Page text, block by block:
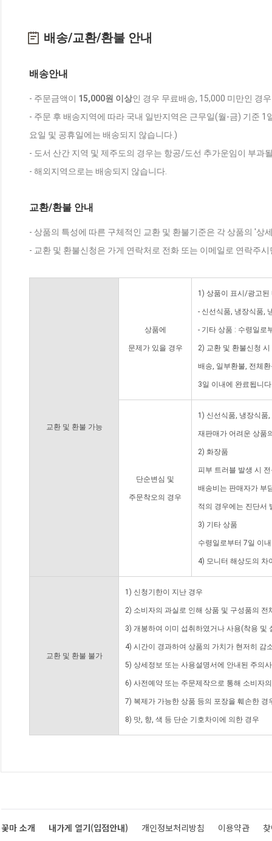
배송/교환/환불 안내
배송안내
- 주문금액이 15,000원 이상인 경우 무료배송, 15,000 미만인 경
- 주문 후 배송지역에 따라 국내 일반지역은 근무일(월-금) 기준
요일 및 공휴일에는 배송되지 않습니다.)
- 도서 산간 지역 및 제주도의 경우는 항공/도선 추가운임이 부과
- 해외지역으로는 배송되지 않습니다.
교환/환불 안내
- 상품의 특성에 따른 구체적인 교환 및 환불기준은 각 상품의 '상
- 교환 및 환불신청은 가게 연락처로 전화 또는 이메일로 연락주
교환 및 환불 가능
상품에
문제가 있을 경우
1) 상품이 표시/광고된
- 신선식품, 냉장식품,
- 기타 상품 : 수령일로
2) 교환 및 환불신청
배송, 일부환불, 전체
3일 이내에 완료됩니
단순변심 및
주문착오의 경우
1) 신선식품, 냉장식품
재판매가 어려운 상품
2) 화장품
피부 트러블 발생 시
배송비는 판매자가 부
적의 경우에는 진단서
3) 기타 상품
수령일로부터 7일 이
4) 모니터 해상도의 차
교환 및 환불 불가
1) 신청기한이 지난 경우
2) 소비자의 과실로 인해 상품 및 구성품의
3) 개봉하여 이미 섭취하였거나 사용(착용 및
4) 시간이 경과하여 상품의 가치가 현저히 감
5) 상세정보 또는 사용설명서에 안내된 주의
6) 사전예약 또는 주문제작으로 통해 소비자
7) 복제가 가능한 상품 등의 포장을 훼손한 경
8) 맛, 향, 색 등 단순 기호차이에 의한 경우
꽃마 소개 내가게 열기(입점안내) 개인정보처리방침 이용약관